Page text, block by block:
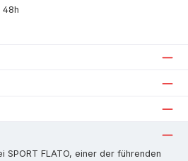
48h
SPORT FLATO, einer der führenden